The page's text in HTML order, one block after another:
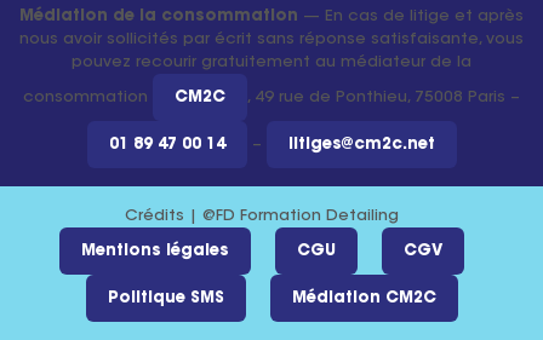
Médiation de la consommation — En cas de litige et après
nous avoir sollicités par écrit sans réponse satisfaisante, vous
pouvez recourir gratuitement au médiateur de la
consommation CM2C , 49 rue de Ponthieu, 75008 Paris –
01 89 47 00 14 – litiges@cm2c.net
Crédits | @FD Formation Detailing
Mentions légales CGU CGV
Politique SMS Médiation CM2C